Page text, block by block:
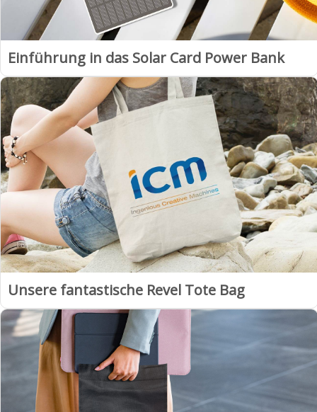
Einführung in das Solar Card Power Bank
Unsere fantastische Revel Tote Bag